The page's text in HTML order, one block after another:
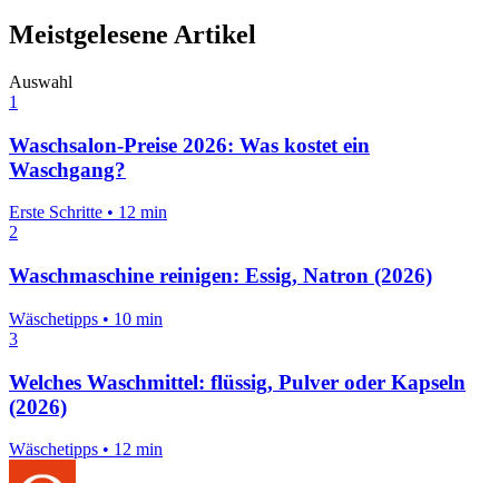
Meistgelesene Artikel
Auswahl
1
Waschsalon-Preise 2026: Was kostet ein
Waschgang?
Erste Schritte • 12 min
2
Waschmaschine reinigen: Essig, Natron (2026)
Wäschetipps • 10 min
3
Welches Waschmittel: flüssig, Pulver oder Kapseln
(2026)
Wäschetipps • 12 min